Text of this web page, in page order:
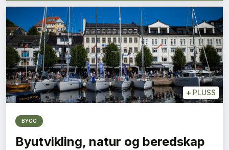
+ PLUSS
BYGG
Byutvikling, natur og beredskap